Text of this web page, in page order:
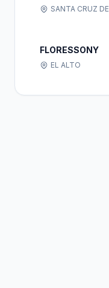
SANTA CRUZ
FLORESSONY
EL ALTO